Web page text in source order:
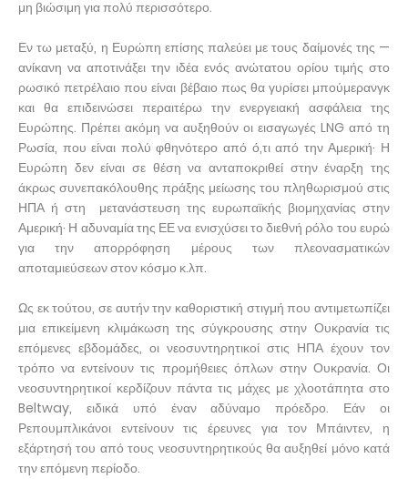
μη βιώσιμη για πολύ περισσότερο.
Εν τω μεταξύ, η Ευρώπη επίσης παλεύει με τους δαίμονές της —
ανίκανη να αποτινάξει την ιδέα ενός ανώτατου ορίου τιμής στο
ρωσικό πετρέλαιο που είναι βέβαιο πως θα γυρίσει μπούμερανγκ
και θα επιδεινώσει περαιτέρω την ενεργειακή ασφάλεια της
Ευρώπης. Πρέπει ακόμη να αυξηθούν οι εισαγωγές LNG από τη
Ρωσία, που είναι πολύ φθηνότερο από ό,τι από την Αμερική· Η
Ευρώπη δεν είναι σε θέση να ανταποκριθεί στην έναρξη της
άκρως συνεπακόλουθης πράξης μείωσης του πληθωρισμού στις
ΗΠΑ ή στη μετανάστευση της ευρωπαϊκής βιομηχανίας στην
Αμερική· Η αδυναμία της ΕΕ να ενισχύσει το διεθνή ρόλο του ευρώ
για την απορρόφηση μέρους των πλεονασματικών
αποταμιεύσεων στον κόσμο κ.λπ.
Ως εκ τούτου, σε αυτήν την καθοριστική στιγμή που αντιμετωπίζει
μια επικείμενη κλιμάκωση της σύγκρουσης στην Ουκρανία τις
επόμενες εβδομάδες, οι νεοσυντηρητικοί στις ΗΠΑ έχουν τον
τρόπο να εντείνουν τις προμήθειες όπλων στην Ουκρανία. Οι
νεοσυντηρητικοί κερδίζουν πάντα τις μάχες με χλοοτάπητα στο
Beltway, ειδικά υπό έναν αδύναμο πρόεδρο. Εάν οι
Ρεπουμπλικάνοι εντείνουν τις έρευνες για τον Μπάιντεν, η
εξάρτησή του από τους νεοσυντηρητικούς θα αυξηθεί μόνο κατά
την επόμενη περίοδο.